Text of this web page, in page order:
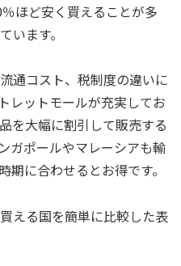
ほど安く買えることが多
います。
通コスト、税制度の違いに
レットモールが充実してお
を大幅に割引して販売する
ガポールやマレーシアも輸
期に合わせるとお得です。
える国を簡単に比較した表